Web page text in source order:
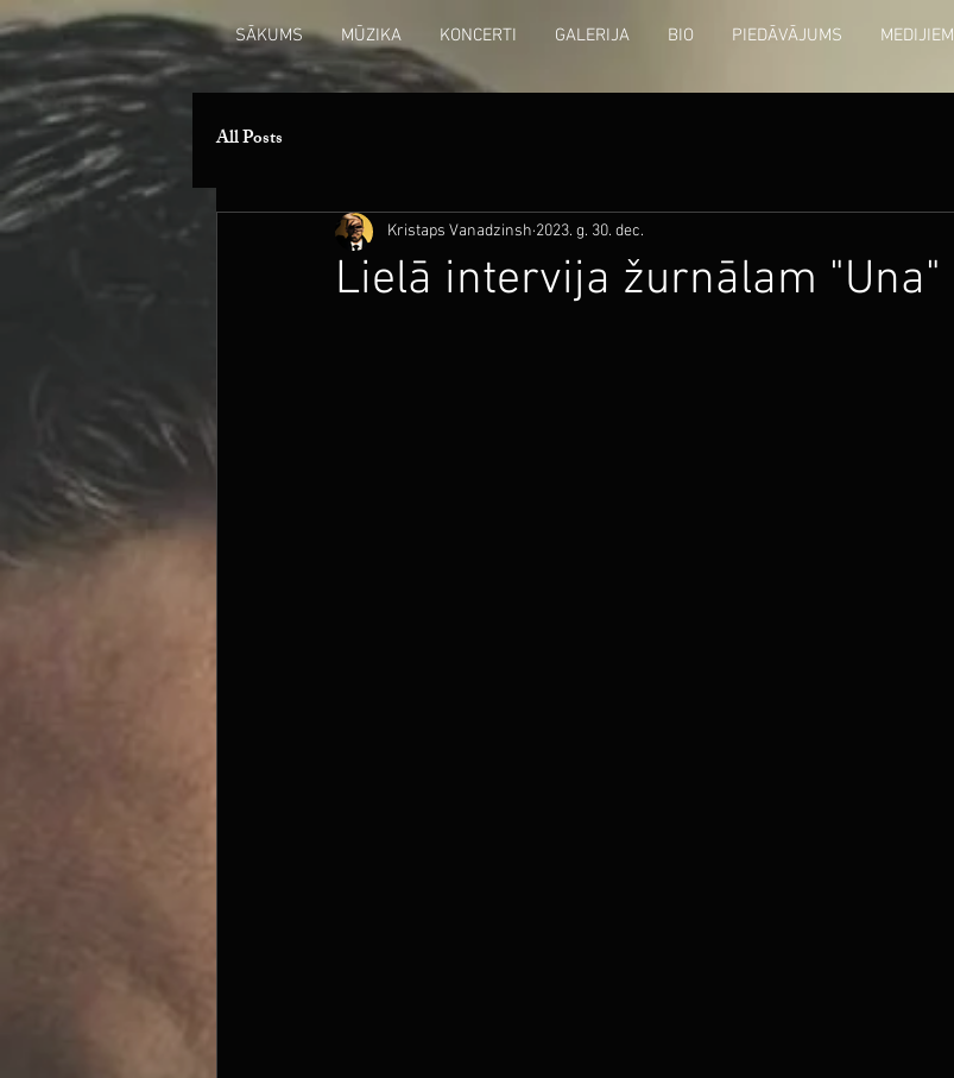
SĀKUMS MŪZIKA KONCERTI GALERIJA BIO PIEDĀVĀJUMS MEDIJIEM
All Posts
Lielā intervija žurnālam "Una"
Kristaps Vanadzinsh 2023. g. 30. dec.